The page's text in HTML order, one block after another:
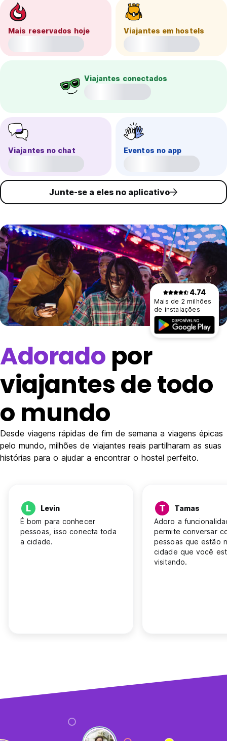
Mais reservados hoje Viajantes em hostels
Viajantes conectados
Viajantes no chat Eventos no app
Junte-se a eles no aplicativo
4.74
Mais de 2 milhões
de instalações
Adorado por
viajantes de todo
o mundo
Desde viagens rápidas de fim de semana a viagens épicas
pelo mundo, milhões de viajantes reais partilharam as suas
histórias para o ajudar a encontrar o hostel perfeito.
L
Levin
É bom para conhecer
pessoas, isso conecta toda
a cidade.
T
Tamas
Adoro a
permite conversar
pessoas que estão
cidade que você
visitando.